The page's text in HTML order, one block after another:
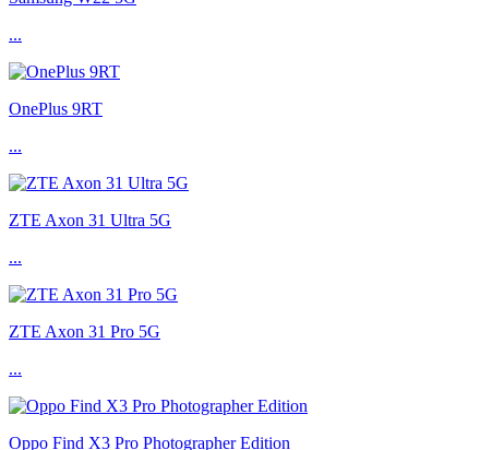
...
OnePlus 9RT
...
ZTE Axon 31 Ultra 5G
...
ZTE Axon 31 Pro 5G
...
Oppo Find X3 Pro Photographer Edition